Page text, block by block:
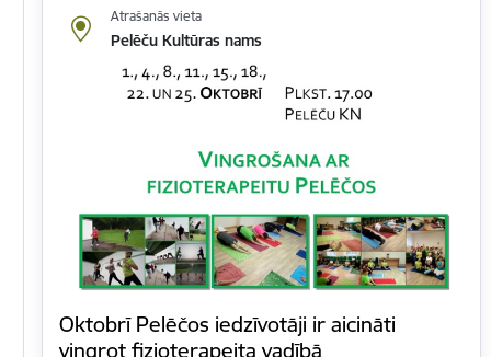
Atrašanās vieta
Pelēču Kultūras nams
Oktobrī Pelēčos iedzīvotāji ir aicināti
vingrot fizioterapeita vadībā